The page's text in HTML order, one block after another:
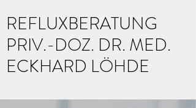
REFLUXBERATUNG
PRIV.-DOZ. DR. MED.
ECKHARD LÖHDE